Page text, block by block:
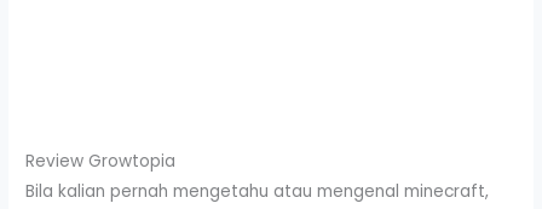
Review Growtopia
Bila kalian pernah mengetahu atau mengenal minecraft,